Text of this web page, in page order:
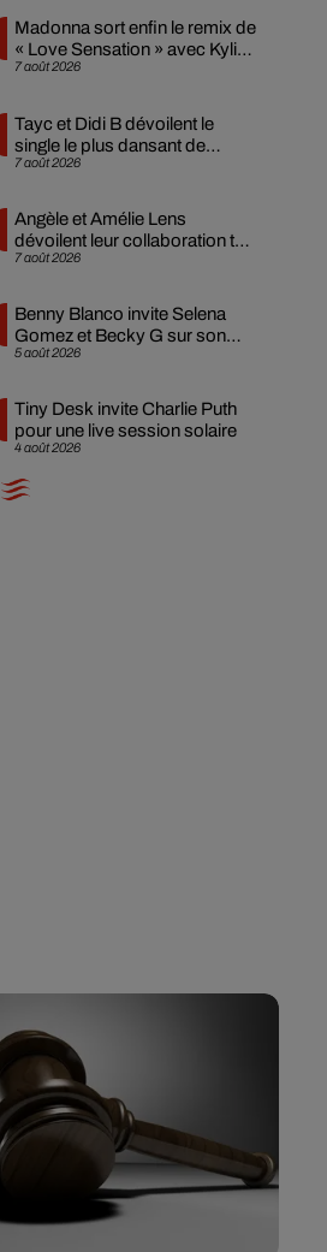
7 août 2026
Madonna sort enfin le remix de
« Love Sensation » avec Kylie
Minogue
7 août 2026
Tayc et Didi B dévoilent le
single le plus dansant de
l’année
7 août 2026
Angèle et Amélie Lens
dévoilent leur collaboration tant
attendue
5 août 2026
Benny Blanco invite Selena
Gomez et Becky G sur son
nouveau single
4 août 2026
Tiny Desk invite Charlie Puth
pour une live session solaire